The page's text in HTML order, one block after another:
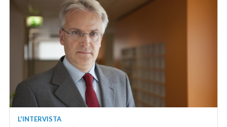
L'INTERVISTA